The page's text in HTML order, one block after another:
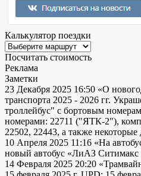
Калькулятор поездки
Посчитать стоимость
Реклама
Заметки
23 Декабря 2025 16:50 «О
транспорта 2025 - 2026 гг.
троллейбус" с бортовым
номерами: 22711 ("ЯТК-2"),
22502, 22443, а также некоторые
10 Апреля 2025 11:16 «На
новый автобус «ЛиАЗ Ситимакс
14 Февраля 2025 20:20